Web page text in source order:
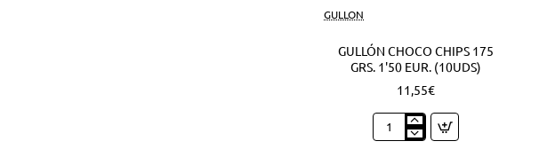
GULLON
GULLÓN CHOCO CHIPS 175
GRS. 1'50 EUR. (10UDS)
11,55€
Gullón